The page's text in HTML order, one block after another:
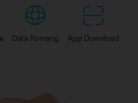
Data Romang App Download